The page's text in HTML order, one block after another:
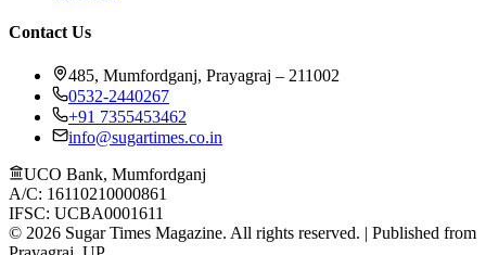
Contact Us
485, Mumfordganj, Prayagraj – 211002
0532-2440267
+91 7355453462
info@sugartimes.co.in
UCO Bank, Mumfordganj
A/C: 16110210000861
IFSC: UCBA0001611
© 2026 Sugar Times Magazine. All rights reserved. | Published from